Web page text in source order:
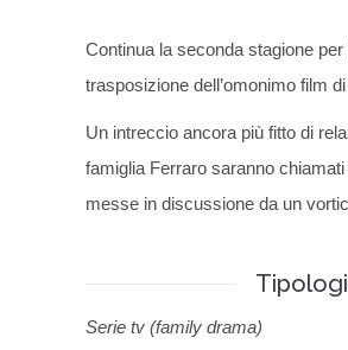
Continua la seconda stagione
trasposizione dell’omonimo film
Un intreccio ancora più fitto di
famiglia Ferraro saranno
messe in discussione da un
Serie tv (family drama)